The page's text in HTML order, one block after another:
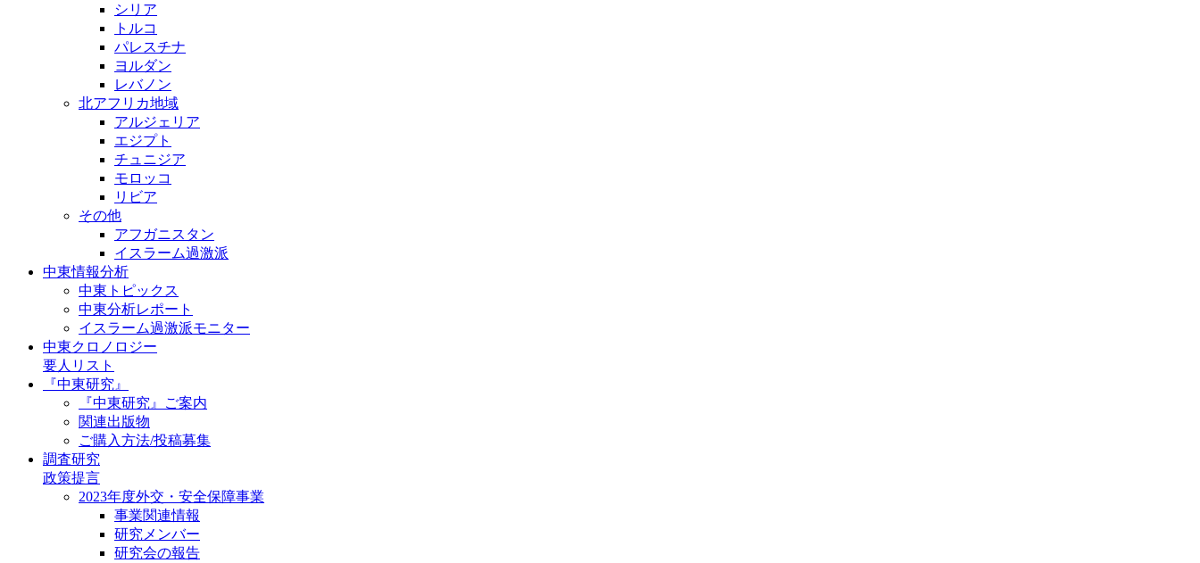
シリア
トルコ
パレスチナ
ヨルダン
レバノン
北アフリカ地域
アルジェリア
エジプト
チュニジア
モロッコ
リビア
その他
アフガニスタン
イスラーム過激派
中東情報分析
中東トピックス
中東分析レポート
イスラーム過激派モニター
中東クロノロジー
要人リスト
『中東研究』
『中東研究』ご案内
関連出版物
ご購入方法/投稿募集
調査研究
政策提言
2023年度外交・安全保障事業
事業関連情報
研究メンバー
研究会の報告